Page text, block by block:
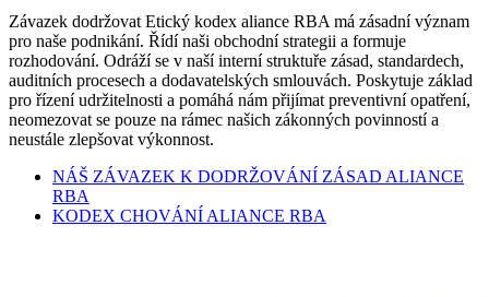
Závazek dodržovat Etický kodex aliance RBA má zásadní význam
pro naše podnikání. Řídí naši obchodní strategii a formuje
rozhodování. Odráží se v naší interní struktuře zásad, standardech,
auditních procesech a dodavatelských smlouvách. Poskytuje základ
pro řízení udržitelnosti a pomáhá nám přijímat preventivní opatření,
neomezovat se pouze na rámec našich zákonných povinností a
neustále zlepšovat výkonnost.
NÁŠ ZÁVAZEK K DODRŽOVÁNÍ ZÁSAD ALIANCE
RBA
KODEX CHOVÁNÍ ALIANCE RBA